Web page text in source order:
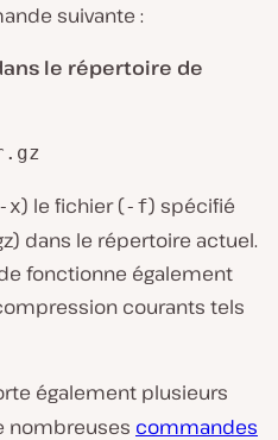
suivante :
le répertoire de
-x) le fichier (-f) spécifié
dans le répertoire actuel.
fonctionne également
courants tels
également plusieurs
nombreuses commandes